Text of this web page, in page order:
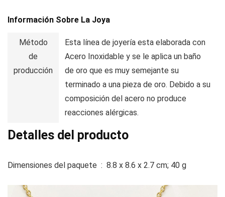
Información Sobre La Joya
Método
de
producción
Esta línea de joyería esta elaborada con
Acero Inoxidable y se le aplica un baño
de oro que es muy semejante su
terminado a una pieza de oro. Debido a su
composición del acero no produce
reacciones alérgicas.
Detalles del producto
Dimensiones del paquete ‏ : ‎ 8.8 x 8.6 x 2.7 cm; 40 g